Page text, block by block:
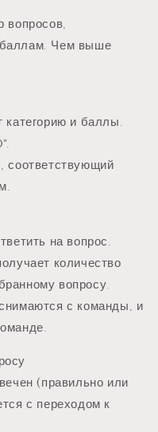
вопросов,
баллам. Чем выше
категорию и баллы.
соответствующий
на вопрос.
количество
вопросу.
с команды, и
(правильно или
с переходом к